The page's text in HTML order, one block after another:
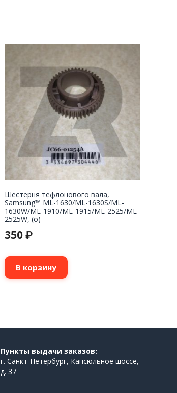
Шестерня тефлонового вала,
Samsung™ ML-1630/ML-1630S/ML-
1630W/ML-1910/ML-1915/ML-2525/ML-
2525W, (о)
350₽
В корзину
Пункты выдачи заказов:
г. Санкт-Петербург, Капсюльное шоссе,
д. 37